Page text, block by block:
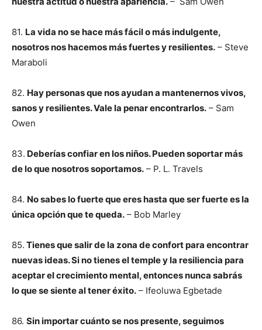
81. La vida no se hace más fácil o más indulgente,
nosotros nos hacemos más fuertes y resilientes. – Steve
Maraboli
82. Hay personas que nos ayudan a mantenernos vivos,
sanos y resilientes. Vale la penar encontrarlos. – Sam
Owen
83. Deberías confiar en los niños. Pueden soportar más
de lo que nosotros soportamos. – P. L. Travels
84. No sabes lo fuerte que eres hasta que ser fuerte es la
única opción que te queda. – Bob Marley
85. Tienes que salir de la zona de confort para encontrar
nuevas ideas. Si no tienes el temple y la resiliencia para
aceptar el crecimiento mental, entonces nunca sabrás
lo que se siente al tener éxito. – Ifeoluwa Egbetade
86. Sin importar cuánto se nos presente, seguimos